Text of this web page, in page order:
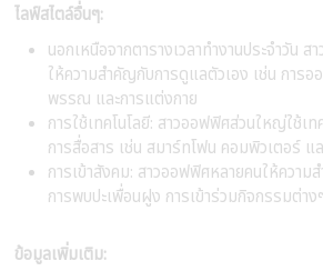
ไลฟ์สไตล์อื่นๆ:
นอกเหนือจากตารางเวลาทำงานประจำวัน
ให้ความสำคัญกับการดูแลตัวเอง เช่น การอ
พรรณ และการแต่งกาย
การใช้เทคโนโลยี: สาวออฟฟิศส่วนใหญ่ใช้เท
การสื่อสาร เช่น สมาร์ทโฟน คอมพิวเตอร์ แ
การเข้าสังคม: สาวออฟฟิศหลายคนให้ความ
การพบปะเพื่อนฝูง การเข้าร่วมกิจกรรมต่าง
ข้อมูลเพิ่มเติม: